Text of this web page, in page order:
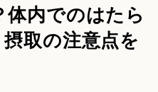
内でのはたら
取の注意点を